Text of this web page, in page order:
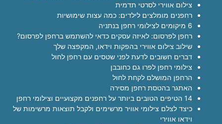
צילום אווירי לסרטי תדמית
רחפנים מומלצים לילדים: כמה עצות שימושיות
6 מיקומים לצילומי רחפן בנתניה
רחפן לפרסום: לאיזה עסקים כדאי להשתמש ברחפן לפרסום?
שילוב צילום אווירי בהפקות וידאו, המקפצה שלך
דברים חשובים לדעת לפני שטסים עם רחפן לחול
צילומי רחפן לפרו גם כחובבן
הרחפן המושלם לקחת לחול
האתגר בהטסת רחפן מסירה
14 הטיפים הטובים ביותר על רחפנים מקצועיים וצילומי רחפן
כיצד לצלם צילומי אוויר מרשימים ולקבל תוצאות מרשימות של
וידאו אווירי